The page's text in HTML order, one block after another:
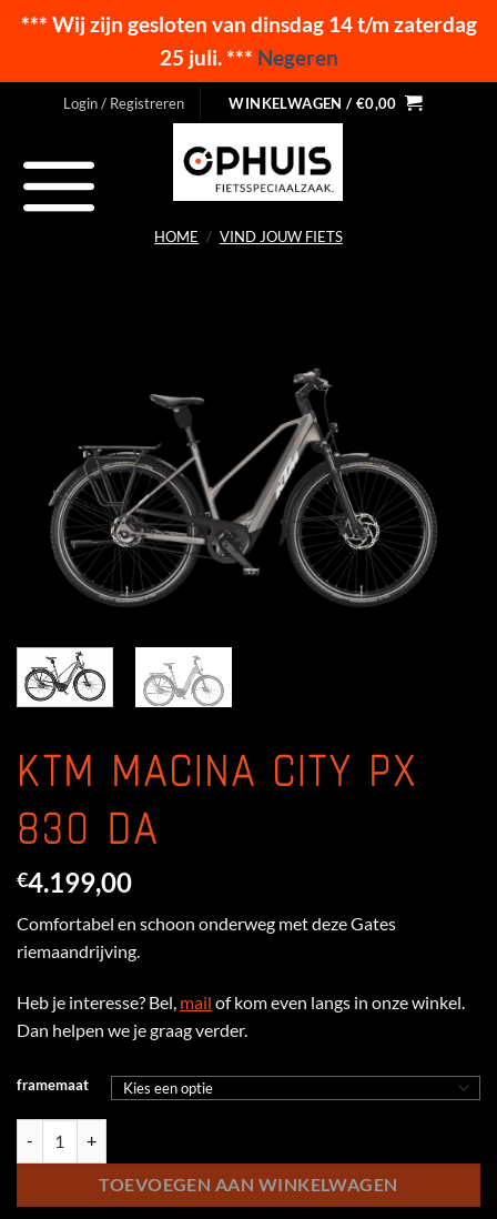
*** Wij zijn gesloten van dinsdag 14 t/m zaterdag
25 juli. *** Negeren
Login / Registreren WINKELWAGEN / €0,00
HOME / VIND JOUW FIETS
KTM MACINA CITY PX
830 DA
€4.199,00
Comfortabel en schoon onderweg met deze Gates
riemaandrijving.
Heb je interesse? Bel, mail of kom even langs in onze winkel.
Dan helpen we je graag verder.
framemaat
TOEVOEGEN AAN WINKELWAGEN